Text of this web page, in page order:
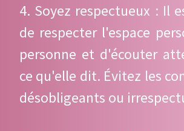
4. Soyez respectueux : Il
de respecter l'espace
personne et d'écouter
ce qu'elle dit. Évitez les
désobligeants ou